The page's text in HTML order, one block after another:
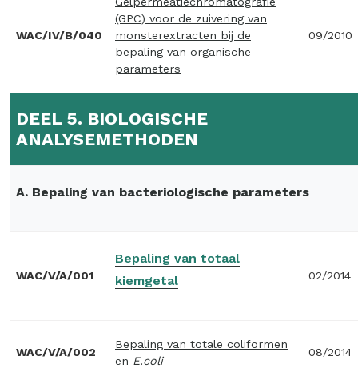
WAC/IV/B/040
(GPC) voor de zuivering van
monsterextracten bij de
bepaling van organische
parameters
09/2010
DEEL 5. BIOLOGISCHE
ANALYSEMETHODEN
A. Bepaling van bacteriologische parameters
WAC/V/A/001
Bepaling van totaal
kiemgetal
02/2014
WAC/V/A/002
Bepaling van totale coliformen
en E.coli
08/2014